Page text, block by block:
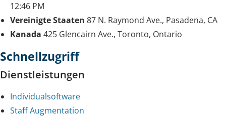
12:46 PM
Vereinigte Staaten 87 N. Raymond Ave., Pasadena, CA
Kanada 425 Glencairn Ave., Toronto, Ontario
Schnellzugriff
Dienstleistungen
Individualsoftware
Staff Augmentation